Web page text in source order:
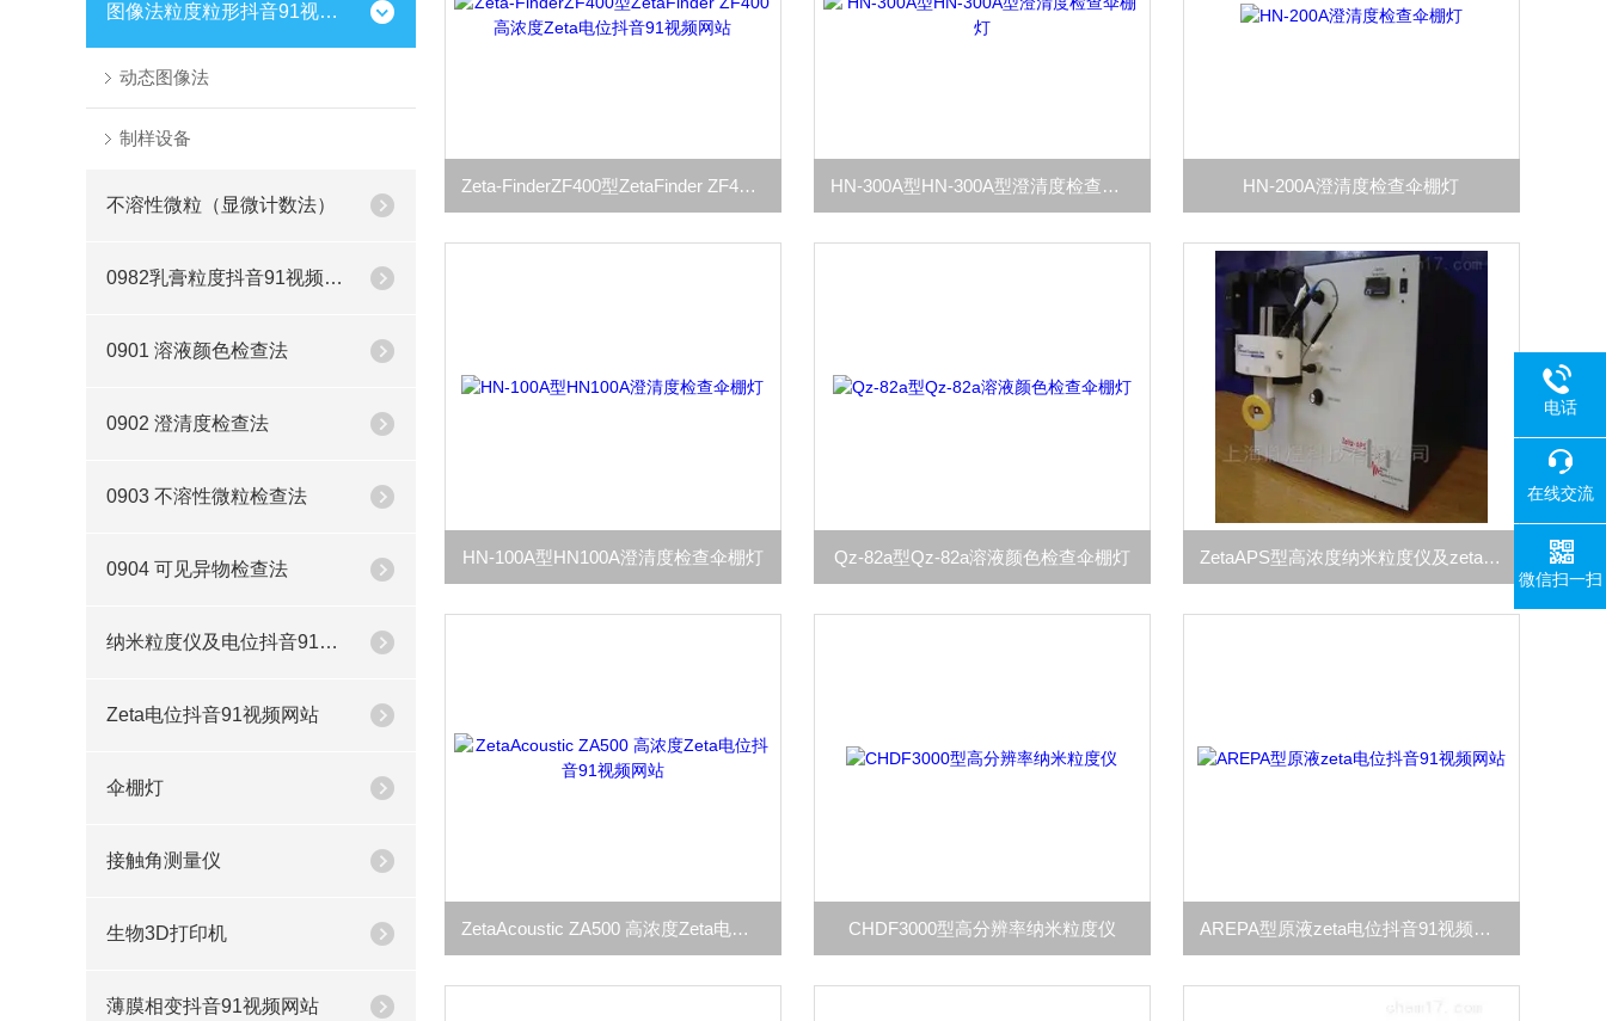
图像法粒度粒形抖音91视频网站
动态图像法
制样设备
不溶性微粒（显微计数法）
0982乳膏粒度抖音91视频网站
0901 溶液颜色检查法
0902 澄清度检查法
0903 不溶性微粒检查法
0904 可见异物检查法
纳米粒度仪及电位抖音91视频网站
Zeta电位抖音91视频网站
伞棚灯
接触角测量仪
生物3D打印机
薄膜相变抖音91视频网站
Zeta-FinderZF400型ZetaFinder ZF400 高浓度Zeta电位抖音91视频网站 HN-300A型HN-300A型澄清度检查伞棚灯 HN-200A澄清度检查伞棚灯
HN-100A型HN100A澄清度检查伞棚灯 Qz-82a型Qz-82a溶液颜色检查伞棚灯 ZetaAPS型高浓度纳米粒度仪及zeta电位抖音91视频网站
ZetaAcoustic ZA500 高浓度Zeta电位抖音91视频网站 CHDF3000型高分辨率纳米粒度仪 AREPA型原液zeta电位抖音91视频网站
电话
在线交流
微信扫一扫